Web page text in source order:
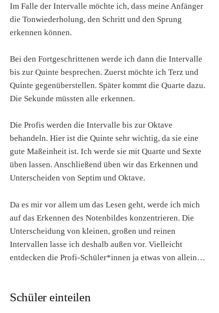
Im Falle der Intervalle möchte ich, dass meine Anfänger
die Tonwiederholung, den Schritt und den Sprung
erkennen können.
Bei den Fortgeschrittenen werde ich dann die Intervalle
bis zur Quinte besprechen. Zuerst möchte ich Terz und
Quinte gegenüberstellen. Später kommt die Quarte dazu.
Die Sekunde müssten alle erkennen.
Die Profis werden die Intervalle bis zur Oktave
behandeln. Hier ist die Quinte sehr wichtig, da sie eine
gute Maßeinheit ist. Ich werde sie mit Quarte und Sexte
üben lassen. Anschließend üben wir das Erkennen und
Unterscheiden von Septim und Oktave.
Da es mir vor allem um das Lesen geht, werde ich mich
auf das Erkennen des Notenbildes konzentrieren. Die
Unterscheidung von kleinen, großen und reinen
Intervallen lasse ich deshalb außen vor. Vielleicht
entdecken die Profi-Schüler*innen ja etwas von allein…
Schüler einteilen